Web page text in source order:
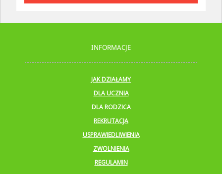
INFORMACJE
JAK DZIAŁAMY
DLA UCZNIA
DLA RODZICA
REKRUTACJA
USPRAWIEDLIWIENIA
ZWOLNIENIA
REGULAMIN